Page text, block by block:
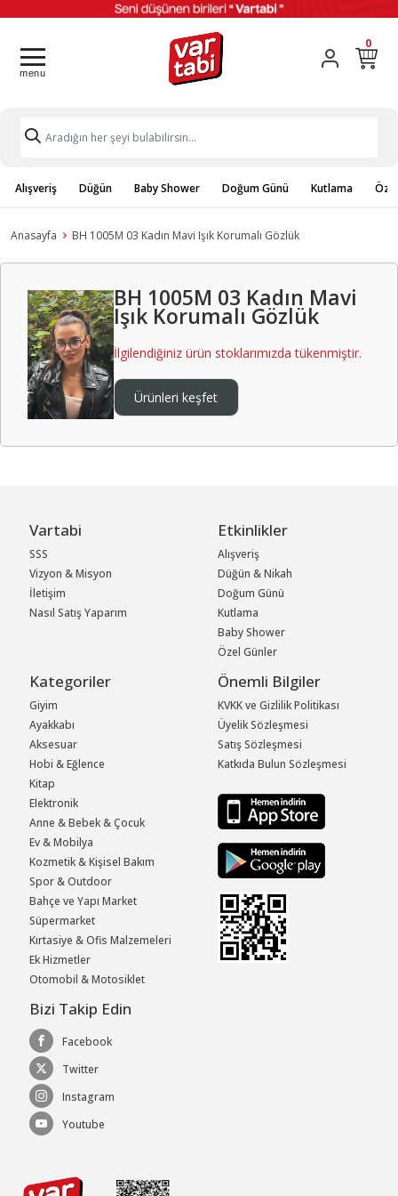
0
Alışveriş Düğün Baby Shower Doğum Günü Kutlama
Anasayfa BH 1005M 03 Kadın Mavi Işık Korumalı Gözlük
BH 1005M 03 Kadın Mavi
Işık Korumalı Gözlük
İlgilendiğiniz ürün stoklarımızda tükenmiştir.
Ürünleri keşfet
Vartabi
SSS
Vizyon & Misyon
İletişim
Nasıl Satış Yaparım
Etkinlikler
Alışveriş
Düğün & Nikah
Doğum Günü
Kutlama
Baby Shower
Özel Günler
Kategoriler
Giyim
Ayakkabı
Aksesuar
Hobi & Eğlence
Kitap
Elektronik
Anne & Bebek & Çocuk
Ev & Mobilya
Kozmetik & Kişisel Bakım
Spor & Outdoor
Bahçe ve Yapı Market
Süpermarket
Kırtasiye & Ofis Malzemeleri
Ek Hizmetler
Otomobil & Motosiklet
Önemli Bilgiler
KVKK ve Gizlilik Politikası
Üyelik Sözleşmesi
Satış Sözleşmesi
Katkıda Bulun Sözleşmesi
Bizi Takip Edin
Facebook
Twitter
Instagram
Youtube